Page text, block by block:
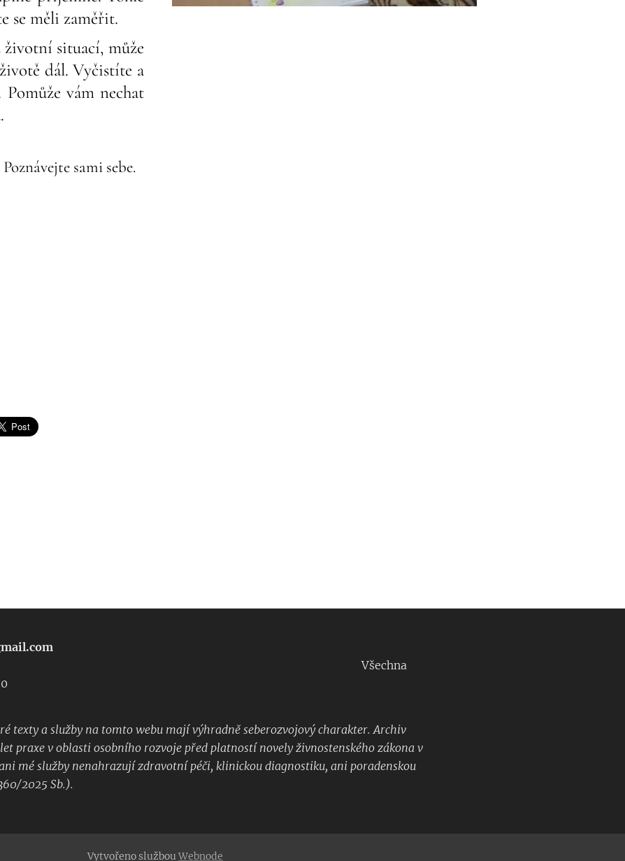
se měli zaměřit.
situací, může
dál. Vyčistíte a
vám nechat
sami sebe.
604 48 18 48Všechna
texty a služby na tomto webu mají výhradně seberozvojový charakter. Archiv
praxe v oblasti osobního rozvoje před platností novely živnostenského zákona v
mé služby nenahrazují zdravotní péči, klinickou diagnostiku, ani poradenskou
2025 Sb.).
Vytvořeno službou Webnode